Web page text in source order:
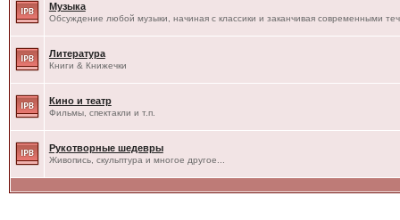
Музыка
Обсуждение любой музыки, начиная с классики и заканчивая современными
Литература
Книги & Книжечки
Кино и театр
Фильмы, спектакли и т.п.
Рукотворные шедевры
Живопись, скульптура и многое другое...